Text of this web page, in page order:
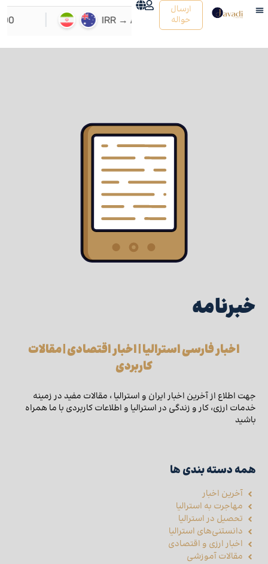
ارسال
حواله
خبرنامه
اخبار فارسی استرالیا | اخبار اقتصادی | مقالات
کاربردی
جهت اطلاع از آخرین اخبار ایران و استرالیا ، مقالات مفید در زمینه
خدمات ارزی، کار و زندگی در استرالیا و اطلاعات کاربردی با ما همراه
باشید
همه دسته بندی ها
آخرین اخبار
مهاجرت به استرالیا
تحصیل در استرالیا
دانستنی‌های استرالیا
اخبار ارزی و اقتصادی
مقالات آموزشی